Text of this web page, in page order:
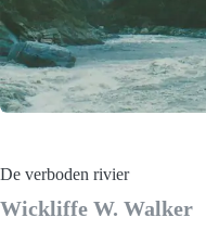
De verboden rivier
Wickliffe W. Walker